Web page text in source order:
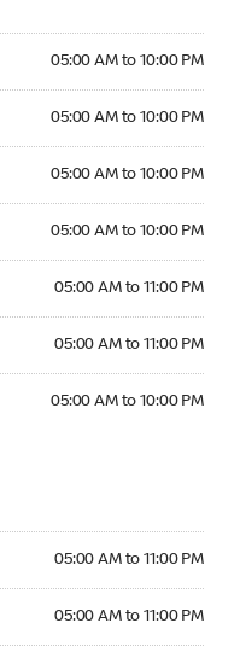
05:00 AM to 10:00 PM
05:00 AM to 10:00 PM
05:00 AM to 10:00 PM
05:00 AM to 10:00 PM
05:00 AM to 11:00 PM
05:00 AM to 11:00 PM
05:00 AM to 10:00 PM
05:00 AM to 11:00 PM
05:00 AM to 11:00 PM